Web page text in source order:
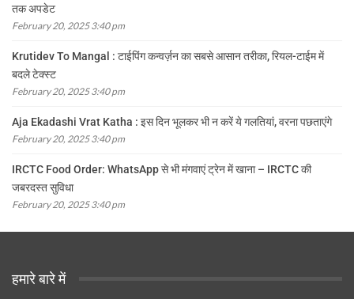
तक अपडेट
February 20, 2025 3:40 pm
Krutidev To Mangal : टाईपिंग कन्वर्ज़न का सबसे आसान तरीका, रियल-टाईम में
बदले टेक्स्ट
February 20, 2025 3:40 pm
Aja Ekadashi Vrat Katha : इस दिन भूलकर भी न करें ये गलतियां, वरना पछताएंगे
February 20, 2025 3:40 pm
IRCTC Food Order: WhatsApp से भी मंगवाएं ट्रेन में खाना – IRCTC की
जबरदस्त सुविधा
February 20, 2025 3:40 pm
हमारे बारे में